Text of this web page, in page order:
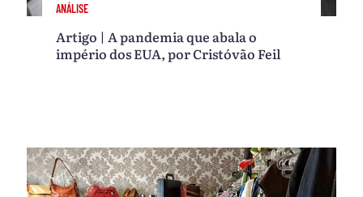
ANÁLISE
Artigo | A pandemia que abala o
império dos EUA, por Cristóvão Feil